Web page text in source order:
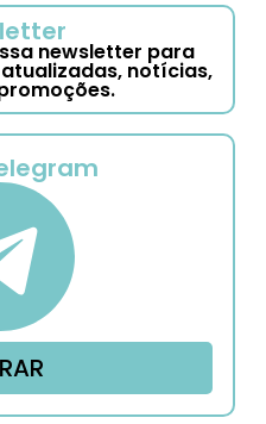
newsletter para
notícias,